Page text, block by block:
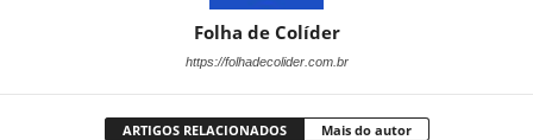
Folha de Colíder
https://folhadecolider.com.br
ARTIGOS RELACIONADOS Mais do autor